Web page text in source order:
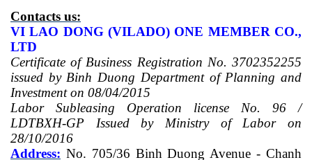
Contacts us:
VI LAO DONG (VILADO) ONE MEMBER CO.,
LTD
Certificate of Business Registration No. 3702352255
issued by Binh Duong Department of Planning and
Investment on 08/04/2015
Labor Subleasing Operation license No. 96 /
LDTBXH-GP Issued by Ministry of Labor on
28/10/2016
Address: No. 705/36 Binh Duong Avenue - Chanh